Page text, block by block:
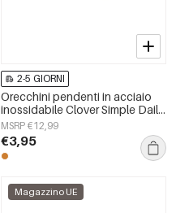
2-5 GIORNI
Orecchini pendenti in acciaio
inossidabile Clover Simple Daily
Simple Series Gioielli da donna
MSRP €12,99
€3,95
Magazzino UE